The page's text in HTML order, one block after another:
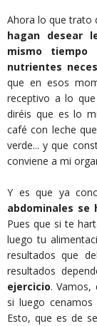
Ahora lo que trato
hagan desear
mismo
nutrientes
que en esos
receptivo a lo
diréis que es lo
café con leche
verde... y que
conviene a mi
Y es que ya
abdominales se
Pues que si te
luego tu
resultados que
resultados
ejercicio. Vamos,
si luego
Esto, que es de